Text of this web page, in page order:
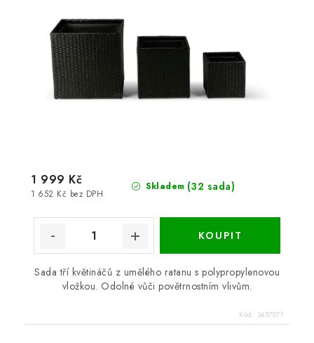
Skladem (32 sada)
1 652 Kč bez DPH
1 999 Kč
Sada tří květináčů z umělého ratanu s polypropylenovou
vložkou. Odolné vůči povětrnostním vlivům.
Kód: 3457071